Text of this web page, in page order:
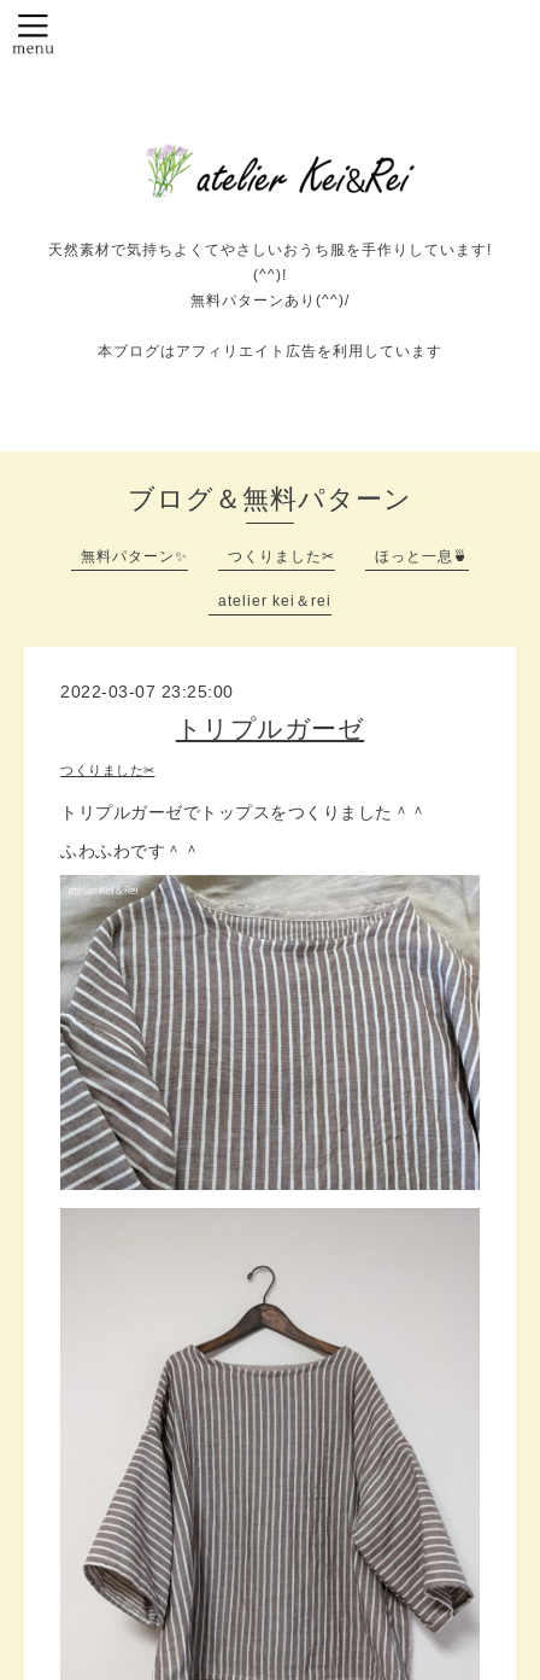
天然素材で気持ちよくてやさしいおうち服を手作りしています!
(^^)!
無料パターンあり(^^)/
本ブログはアフィリエイト広告を利用しています
ブログ＆無料パターン
無料パターン✨ つくりました✂ ほっと一息🍵
atelier kei＆rei
2022-03-07 23:25:00
トリプルガーゼ
つくりました✂
トリプルガーゼでトップスをつくりました＾＾
ふわふわです＾＾